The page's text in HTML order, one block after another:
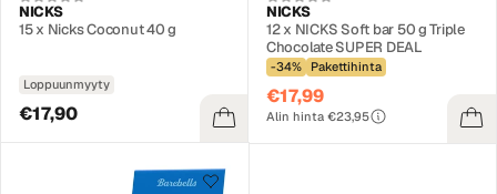
NICKS
15 x Nicks Coconut 40 g
Loppuunmyyty
€17,90
NICKS
12 x NICKS Soft bar 50 g Triple
Chocolate SUPER DEAL
-34% Pakettihinta
€17,99
Alin hinta €23,95